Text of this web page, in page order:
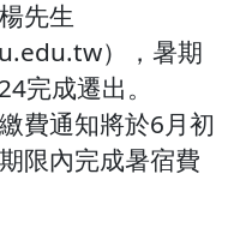
先生
），暑期
完成遷出。
費通知將於6月初
限內完成暑宿費